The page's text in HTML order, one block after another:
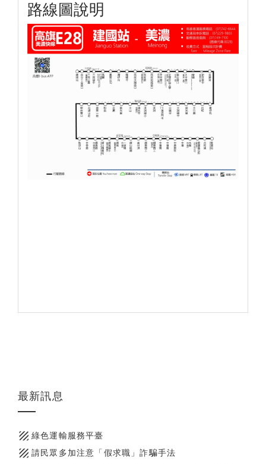
路線圖說明
最新訊息
texture 綠色運輸服務平臺
texture 請民眾多加注意「假求職」詐騙手法